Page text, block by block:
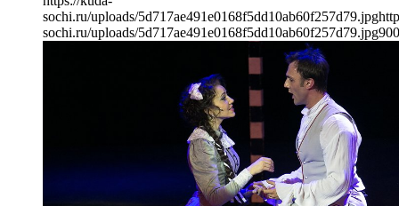
sochi.ru/uploads/5d717ae491e0168f5dd10ab60f257d79.jpg
sochi.ru/uploads/5d717ae491e0168f5dd10ab60f257d79.jpg900